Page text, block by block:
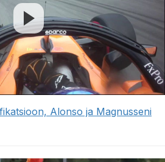
Alonso ja Magnusseni